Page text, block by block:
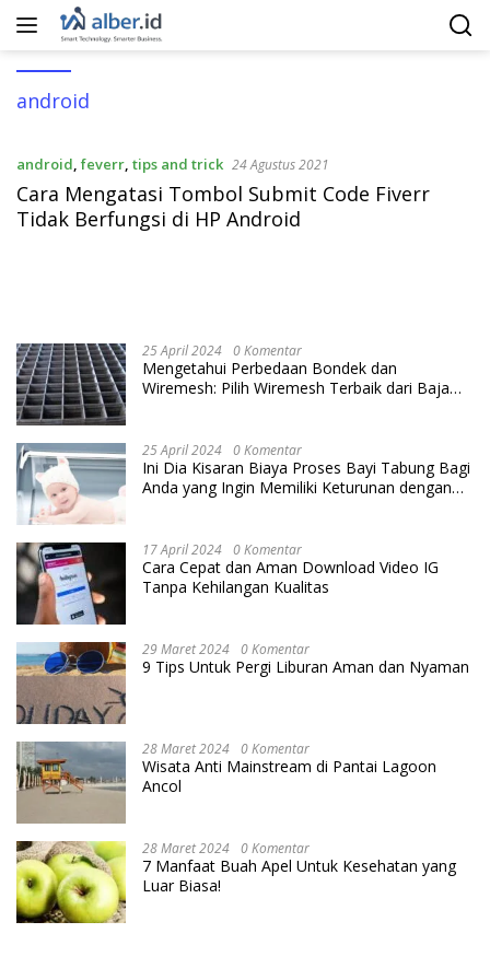
Langsung
android
android, feverr, tips and trick 24 Agustus 2021
Cara Mengatasi Tombol Submit Code Fiverr
Tidak Berfungsi di HP Android
25 April 2024 0 Komentar
Mengetahui Perbedaan Bondek dan
Wiremesh: Pilih Wiremesh Terbaik dari Baja
25 April 2024 0 Komentar
Ini Dia Kisaran Biaya Proses Bayi Tabung Bagi
Anda yang Ingin Memiliki Keturunan dengan
17 April 2024 0 Komentar
Cara Cepat dan Aman Download Video IG
Tanpa Kehilangan Kualitas
29 Maret 2024 0 Komentar
9 Tips Untuk Pergi Liburan Aman dan Nyaman
28 Maret 2024 0 Komentar
Wisata Anti Mainstream di Pantai Lagoon
Ancol
28 Maret 2024 0 Komentar
7 Manfaat Buah Apel Untuk Kesehatan yang
Luar Biasa!